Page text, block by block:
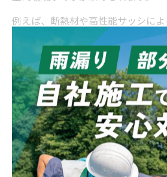
例えば、断熱材や高性能サッシに
く、自然光を取り入れるための窓配
善など、細かな工夫が日々の快適さ
フォーム事例では、パントリーの設
ースの見直しも人気です。
快適な住まいを維持するには、定
メンテナンスも重要です。リフォ
ートや相談体制が整っている業者
心して暮らすためのポイントです。